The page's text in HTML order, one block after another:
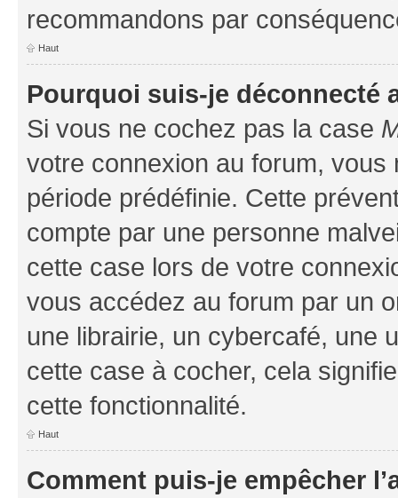
recommandons par
Haut
Pourquoi suis-je déconnecté
Si vous ne cochez pas la case
votre connexion au forum,
période prédéfinie. Cette
compte par une personne
cette case lors de votre
vous accédez au forum par un
une librairie, un cybercafé, une
cette case à cocher, cela
cette fonctionnalité.
Haut
Comment puis-je empêcher